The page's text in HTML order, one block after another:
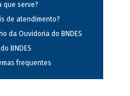
que serve?
de atendimento?
da Ouvidoria do BNDES
BNDES
frequentes